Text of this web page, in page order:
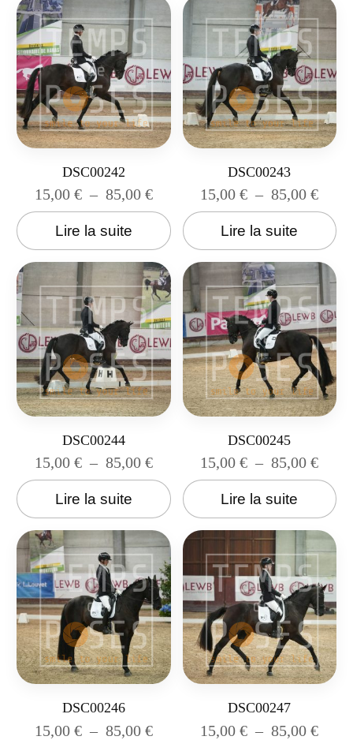
DSC00242
15,00 € – 85,00 €
Lire la suite
DSC00243
15,00€ – 85,00€
Lire la suite
DSC00244
15,00 € – 85,00 €
Lire la suite
DSC00245
15,00€ – 85,00€
Lire la suite
DSC00246
15,00 € – 85,00 €
DSC00247
15,00€ – 85,00€